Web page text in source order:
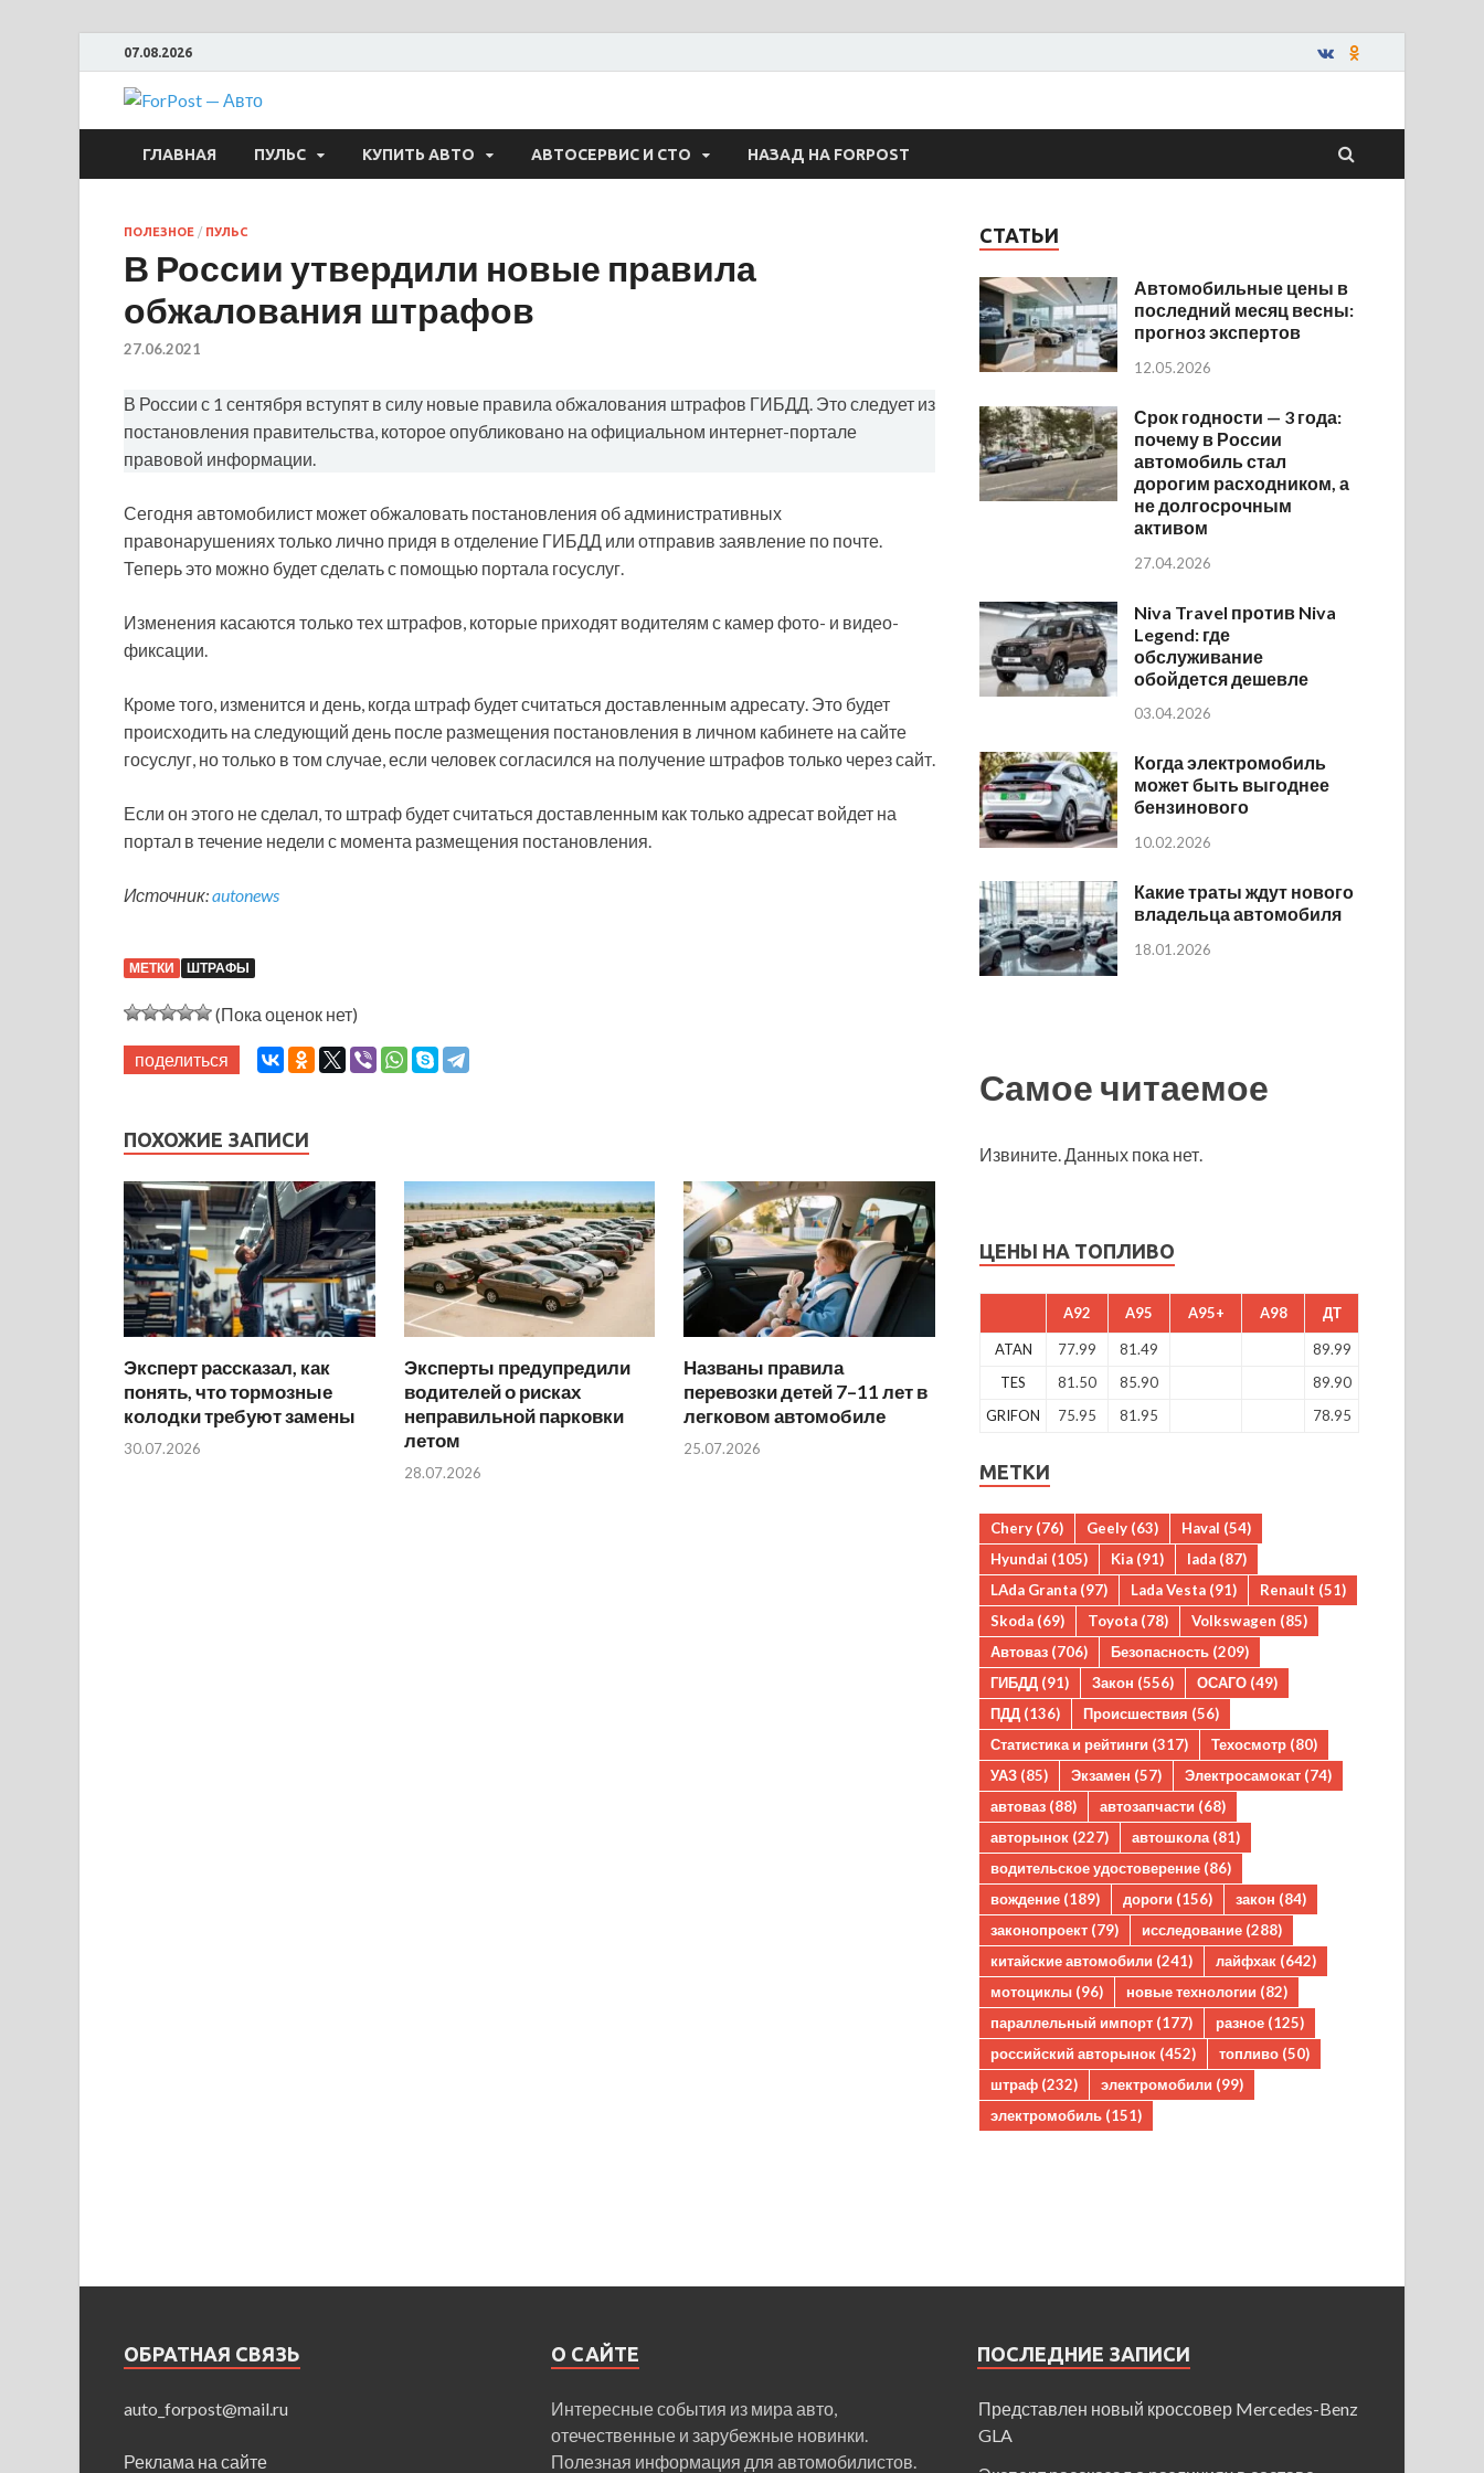
07.08.2026
ForPost — Авто
ГЛАВНАЯ ПУЛЬС КУПИТЬ АВТО АВТОСЕРВИС И СТО НАЗАД НА FORPOST
ПОЛЕЗНОЕ / ПУЛЬС
В России утвердили новые правила
обжалования штрафов
27.06.2021
В России с 1 сентября вступят в силу новые правила обжалования штрафов ГИБДД. Это следует из
постановления правительства, которое опубликовано на официальном интернет-портале
правовой информации.
Сегодня автомобилист может обжаловать постановления об административных
правонарушениях только лично придя в отделение ГИБДД или отправив заявление по почте.
Теперь это можно будет сделать с помощью портала госуслуг.
Изменения касаются только тех штрафов, которые приходят водителям с камер фото- и видео-
фиксации.
Кроме того, изменится и день, когда штраф будет считаться доставленным адресату. Это будет
происходить на следующий день после размещения постановления в личном кабинете на сайте
госуслуг, но только в том случае, если человек согласился на получение штрафов только через сайт.
Если он этого не сделал, то штраф будет считаться доставленным как только адресат войдет на
портал в течение недели с момента размещения постановления.
Источник:autonews
МЕТКИ ШТРАФЫ
(Пока оценок нет)
поделиться
ПОХОЖИЕ ЗАПИСИ
Эксперт рассказал, как
понять, что тормозные
колодки требуют замены
30.07.2026
Эксперты предупредили
водителей о рисках
неправильной парковки
летом
28.07.2026
Названы правила
перевозки детей 7–11 лет в
легковом автомобиле
25.07.2026
СТАТЬИ
Автомобильные цены в
последний месяц весны:
прогноз экспертов
12.05.2026
Срок годности — 3 года:
почему в России
автомобиль стал
дорогим расходником, а
не долгосрочным
активом
27.04.2026
Niva Travel против Niva
Legend: где
обслуживание
обойдется дешевле
03.04.2026
Когда электромобиль
может быть выгоднее
бензинового
10.02.2026
Какие траты ждут нового
владельца автомобиля
18.01.2026
Самое читаемое
Извините. Данных пока нет.
ЦЕНЫ НА ТОПЛИВО
A92 A95 A95+ A98 ДТ
ATAN 77.99 81.49
89.99
TES
81.50 85.90
89.90
GRIFON
75.95 81.95 78.95
МЕТКИ
Chery (76) Geely (63) Haval (54)
Hyundai (105) Kia (91) lada (87)
LAda Granta (97) Lada Vesta (91) Renault (51)
Skoda (69) Toyota (78) Volkswagen (85)
Автоваз (706) Безопасность (209)
ГИБДД (91) Закон (556) ОСАГО (49)
ПДД (136) Происшествия (56)
Статистика и рейтинги (317) Техосмотр (80)
УАЗ (85) Экзамен (57) Электросамокат (74)
автоваз (88) автозапчасти (68)
авторынок (227) автошкола (81)
водительское удостоверение (86)
вождение (189) дороги (156) закон (84)
законопроект (79) исследование (288)
китайские автомобили (241) лайфхак (642)
мотоциклы (96) новые технологии (82)
параллельный импорт (177) разное (125)
российский авторынок (452) топливо (50)
штраф (232) электромобили (99)
электромобиль (151)
ОБРАТНАЯ СВЯЗЬ
auto_forpost@mail.ru
Реклама на сайте
О САЙТЕ
Интересные события из мира авто,
отечественные и зарубежные новинки.
Полезная информация для автомобилистов.
ПОСЛЕДНИЕ ЗАПИСИ
Представлен новый кроссовер Mercedes-Benz
GLA